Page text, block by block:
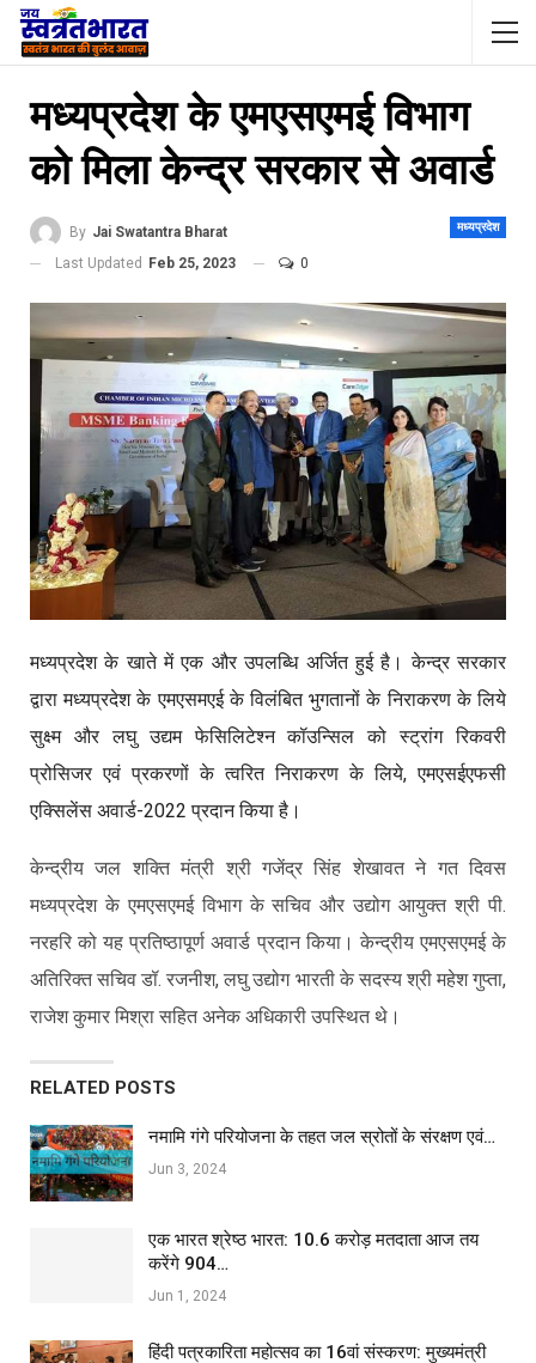
मध्यप्रदेश के एमएसएमई विभाग
को मिला केन्द्र सरकार से अवार्ड
मध्यप्रदेश
By Jai Swatantra Bharat
Last Updated Feb 25, 2023 0
मध्यप्रदेश के खाते में एक और उपलब्धि अर्जित हुई है। केन्द्र सरकार
द्वारा मध्यप्रदेश के एमएसमएई के विलंबित भुगतानों के निराकरण के लिये
सुक्ष्म और लघु उद्यम फेसिलिटेश्न कॉउन्सिल को स्ट्रांग रिकवरी
प्रोसिजर एवं प्रकरणों के त्वरित निराकरण के लिये, एमएसईएफसी
एक्सिलेंस अवार्ड-2022 प्रदान किया है।
केन्द्रीय जल शक्ति मंत्री श्री गजेंद्र सिंह शेखावत ने गत दिवस
मध्यप्रदेश के एमएसएमई विभाग के सचिव और उद्योग आयुक्त श्री पी.
नरहरि को यह प्रतिष्ठापूर्ण अवार्ड प्रदान किया। केन्द्रीय एमएसएमई के
अतिरिक्त सचिव डॉ. रजनीश, लघु उद्योग भारती के सदस्य श्री महेश गुप्ता,
राजेश कुमार मिश्रा सहित अनेक अधिकारी उपस्थित थे।
RELATED POSTS
नमामि गंगे परियोजना के तहत जल स्रोतों के संरक्षण एवं…
Jun 3, 2024
एक भारत श्रेष्ठ भारत: 10.6 करोड़ मतदाता आज तय
करेंगे 904…
Jun 1, 2024
हिंदी पत्रकारिता महोत्सव का 16वां संस्करण: मुख्यमंत्री